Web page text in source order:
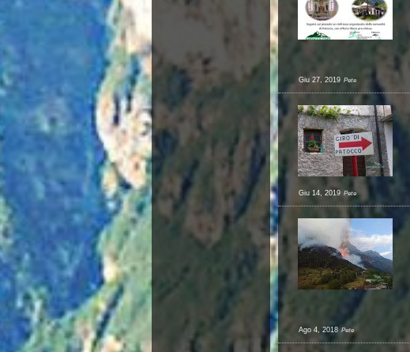
Giu 27, 2019 Pete
Giu 14, 2019 Pete
Ago 4, 2018 Pete